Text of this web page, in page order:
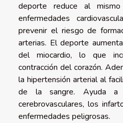
deporte reduce al
enfermedades
prevenir el riesgo de
arterias. El deporte
del miocardio, lo que
contracción del corazón.
la hipertensión arterial al
de la sangre. Ayuda a
cerebrovasculares, los
enfermedades peligrosas.